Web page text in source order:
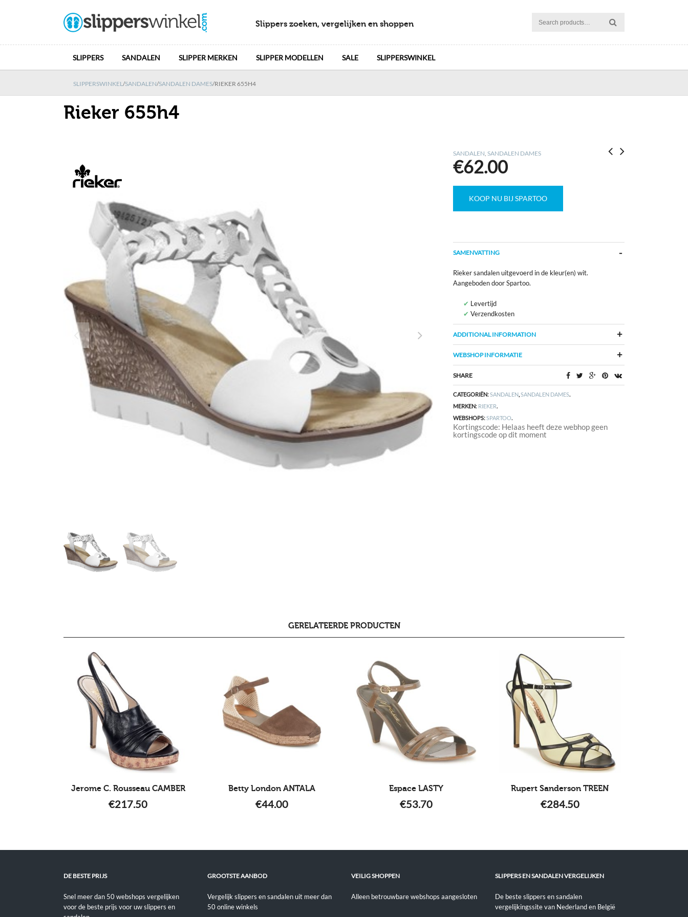
Slippers zoeken, vergelijken en shoppen
SLIPPERS SANDALEN SLIPPER MERKEN SLIPPER MODELLEN SALE SLIPPERSWINKEL
SLIPPERSWINKEL/SANDALEN/SANDALEN DAMES/RIEKER 655H4
Rieker 655h4
SANDALEN, SANDALEN DAMES
€62.00
KOOP NU BIJ SPARTOO
SAMENVATTING
Rieker sandalen uitgevoerd in de kleur(en) wit.
Aangeboden door Spartoo.
Levertijd
Verzendkosten
ADDITIONAL INFORMATION
WEBSHOP INFORMATIE
SHARE
CATEGORIËN:SANDALEN,SANDALEN DAMES.
MERKEN: RIEKER.
WEBSHOPS:SPARTOO.
Kortingscode: Helaas heeft deze webhop geen
kortingscode op dit moment
GERELATEERDE PRODUCTEN
Jerome C. Rousseau CAMBER
€217.50
Betty London ANTALA
€44.00
Espace LASTY
€53.70
Rupert Sanderson TREEN
€284.50
DE BESTE PRIJS
Snel meer dan 50 webshops vergelijken
voor de beste prijs voor uw slippers en
GROOTSTE AANBOD
Vergelijk slippers en sandalen uit meer dan
50 online winkels
VEILIG SHOPPEN
Alleen betrouwbare webshops aangesloten
SLIPPERS EN SANDALEN VERGELIJKEN
De beste slippers en sandalen
vergelijkingssite van Nederland en België